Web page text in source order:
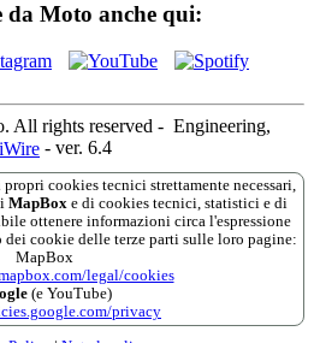
da Moto anche qui:
All rights reserved - Engineering,
- ver. 6.4
cookies tecnici strettamente necessari,
MapBoxe di cookies tecnici, statistici e di
ottenere informazioni circa l'espressione
cookie delle terze parti sulle loro pagine:
MapBox
legal/cookies
(e YouTube)
privacy